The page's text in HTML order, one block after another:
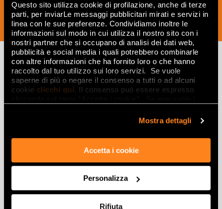
Questo sito utilizza cookie di profilazione, anche di terze
parti, per inviarLe messaggi pubblicitari mirati e servizi in
linea con le sue preferenze. Condividiamo inoltre le
informazioni sul modo in cui utilizza il nostro sito con i
nostri partner che si occupano di analisi dei dati web,
pubblicità e social media i quali potrebbero combinarle
con altre informazioni che ha fornito loro o che hanno
raccolto dal tuo utilizzo sui loro servizi. Se vuole
saperne di più o negare il consenso a tutti o ad alcuni
cookie clicchi qui. Il consenso può essere espresso
Mostra dettagli
Accetta i cookie
Personalizza
Rifiuta
ISCRIVITI ORA
Lasciati
ispirare
ed effetti
Gres porcellanato effetto marmo
Gres porcellanato effetto legno
Gres porcellanato effetto pietra